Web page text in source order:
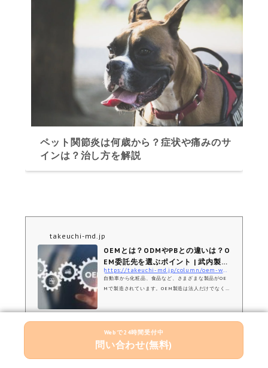
ペット関節炎は何歳から？症状や痛みのサ
インは？治し方を解説
takeuchi-md.jp
OEMとは？ODMやPBとの違いは？O
EM委託先を選ぶポイント | 武内製薬
株式会社 OEMオ...
https://takeuchi-md.jp/column/oem-whs/
自動車から化粧品、食品など、さまざまな製品がOE
Mで製造されています。OEM製造は法人だけでなく
Webで24時間受付中
問い合わせ(無料)